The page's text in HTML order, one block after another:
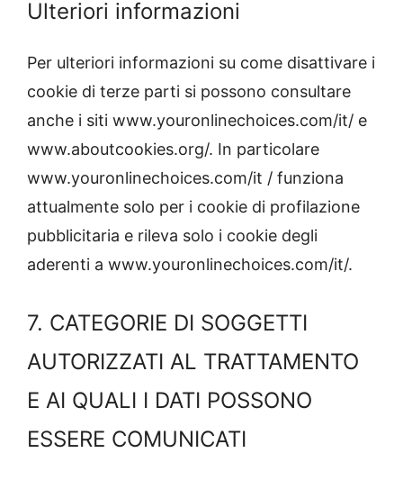
Ulteriori informazioni
Per ulteriori informazioni su come disattivare i
cookie di terze parti si possono consultare
anche i siti www.youronlinechoices.com/it/ e
www.aboutcookies.org/. In particolare
www.youronlinechoices.com/it / funziona
attualmente solo per i cookie di profilazione
pubblicitaria e rileva solo i cookie degli
aderenti a www.youronlinechoices.com/it/.
7. CATEGORIE DI SOGGETTI
AUTORIZZATI AL TRATTAMENTO
E AI QUALI I DATI POSSONO
ESSERE COMUNICATI